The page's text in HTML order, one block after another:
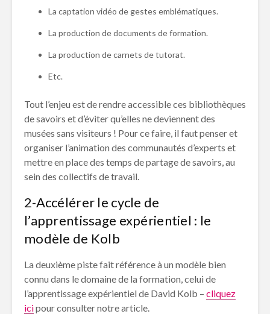
La captation vidéo de gestes emblématiques.
La production de documents de formation.
La production de carnets de tutorat.
Etc.
Tout l’enjeu est de rendre accessible ces bibliothèques
de savoirs et d’éviter qu’elles ne deviennent des
musées sans visiteurs ! Pour ce faire, il faut penser et
organiser l’animation des communautés d’experts et
mettre en place des temps de partage de savoirs, au
sein des collectifs de travail.
2-Accélérer le cycle de
l’apprentissage expérientiel : le
modèle de Kolb
La deuxième piste fait référence à un modèle bien
connu dans le domaine de la formation, celui de
l’apprentissage expérientiel de David Kolb – cliquez
icipour consulter notre article.